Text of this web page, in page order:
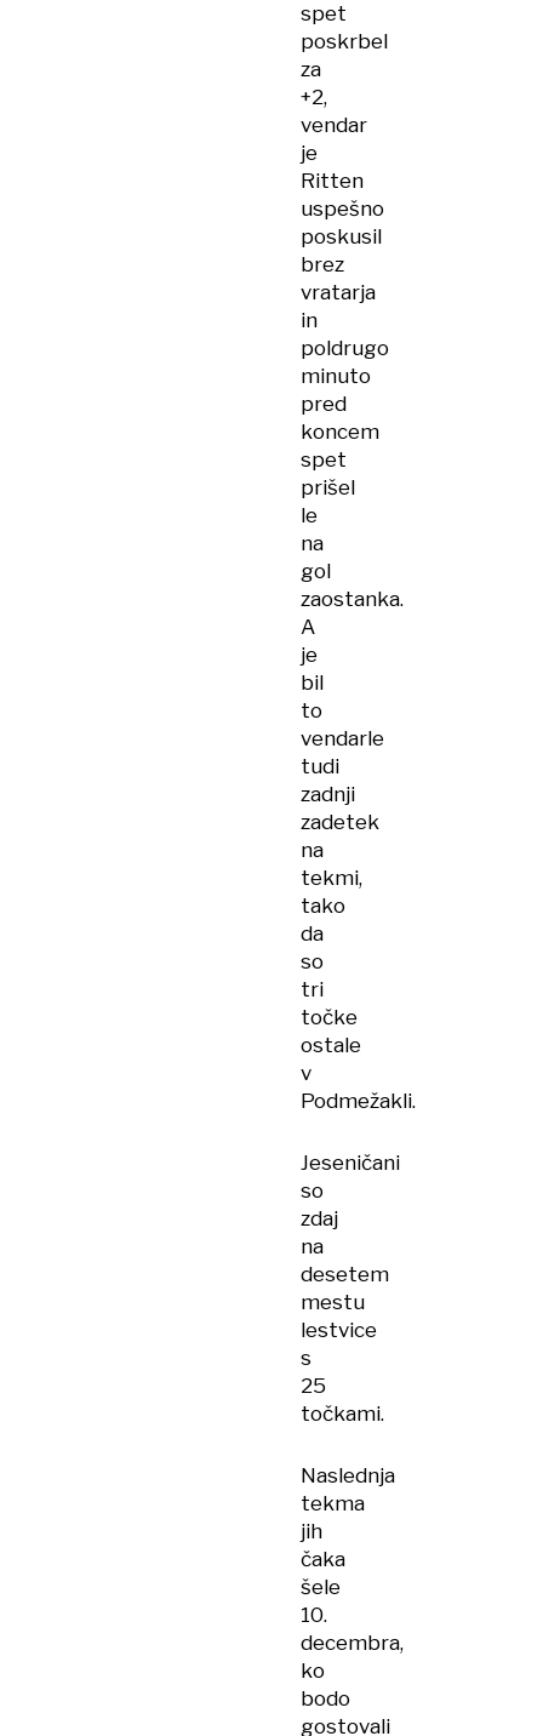
spet
poskrbel
za
+2,
vendar
je
Ritten
uspešno
poskusil
brez
vratarja
in
poldrugo
minuto
pred
koncem
spet
prišel
le
na
gol
zaostanka.
A
je
bil
to
vendarle
tudi
zadnji
zadetek
na
tekmi,
tako
da
so
tri
točke
ostale
v
Podmežakli.
Jeseničani
so
zdaj
na
desetem
mestu
lestvice
s
25
točkami.
Naslednja
tekma
jih
čaka
šele
10.
decembra,
ko
bodo
gostovali